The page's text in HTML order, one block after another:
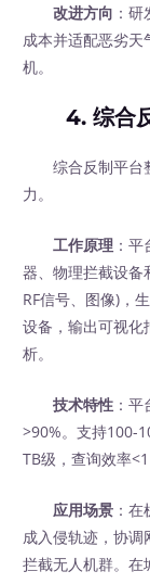
改进方向 ：
成本并适配恶劣天
机。
4. 综合反
综合反制平台
力。
工作原理 ：
器、物理拦截设备
RF信号、图像)，
设备，输出可视化
析。
技术特性 ：
>90%。支持100-
TB级，查询效率<1
应用场景 ：
成入侵轨迹，协调
拦截无人机群。在